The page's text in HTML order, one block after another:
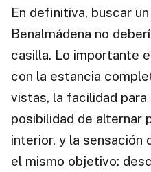
En definitiva, buscar
Benalmádena no
casilla. Lo importante
con la estancia
vistas, la facilidad para
posibilidad de alternar
interior, y la sensación
el mismo objetivo: